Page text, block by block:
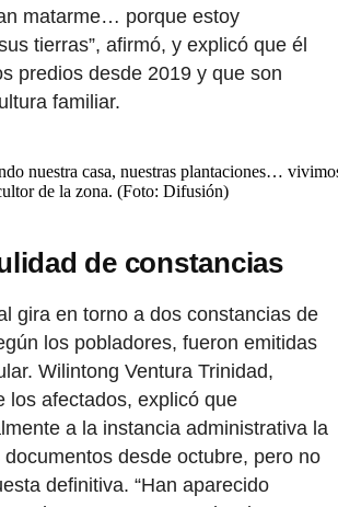
matarme… porque estoy
tierras”, afirmó, y explicó que él
predios desde 2019 y que son
familiar.
nuestra casa, nuestras plantaciones…
de la zona. (Foto: Difusión)
de constancias
gira en torno a dos constancias de
los pobladores, fueron emitidas
Wilintong Ventura Trinidad,
los afectados, explicó que
a la instancia administrativa la
desde octubre, pero no
definitiva. “Han aparecido